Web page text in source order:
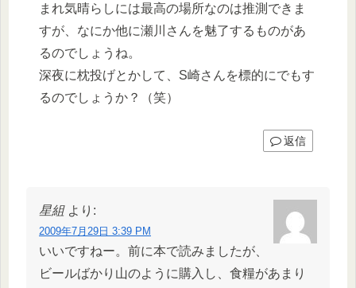
まれ気晴らしには最高の場所なのは推測できま
すが、なにか他に瀬川さんを魅了するものがあ
るのでしょうね。
深夜に枕投げとかして、S崎さんを標的にでもす
るのでしょうか？（笑）
返信
星組 より:
2009年7月29日 3:39 PM
いいですねー。前に本で読みましたが、
ビールばかり山のように購入し、食糧があまり